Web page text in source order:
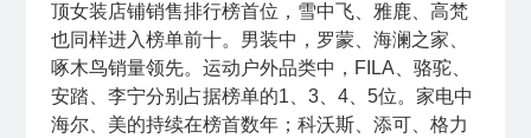
顶女装店铺销售排行榜首位，雪中飞、雅鹿、高梵
也同样进入榜单前十。男装中，罗蒙、海澜之家、
啄木鸟销量领先。运动户外品类中，FILA、骆驼、
安踏、李宁分别占据榜单的1、3、4、5位。家电中
海尔、美的持续在榜首数年；科沃斯、添可、格力